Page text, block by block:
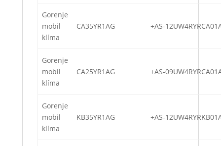
Gorenje
mobil
klíma
CA35YR1AG +AS-
Gorenje
mobil
klíma
CA25YR1AG +AS-
Gorenje
mobil
klíma
KB35YR1AG +AS-